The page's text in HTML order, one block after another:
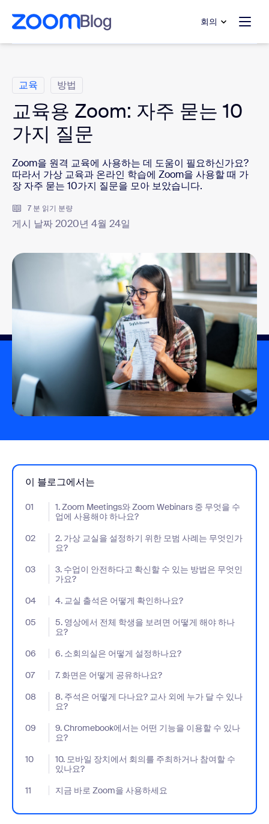
으로 건너뛰기
팅으로 건너뛰기
회의
교육 방법
교육용 Zoom: 자주 묻는 10
가지 질문
Zoom을 원격 교육에 사용하는 데 도움이 필요하신가요?
따라서 가상 교육과 온라인 학습에 Zoom을 사용할 때 가
장 자주 묻는 10가지 질문을 모아 보았습니다.
7 분 읽기 분량
게시 날짜 2020년 4월 24일
이 블로그에서는
01
1. Zoom Meetings와 Zoom Webinars 중 무엇을 수
업에 사용해야 하나요?
- Jumplink to 1. Zoom Meetings와 Zoom Webinars 중 무엇을 수
02
2. 가상 교실을 설정하기 위한 모범 사례는 무엇인가
요?
- Jumplink to 2. 가상 교실을 설정하기 위한 모범 사례는 무엇인가
03
3. 수업이 안전하다고 확신할 수 있는 방법은 무엇인
가요?
- Jumplink to 3. 수업이 안전하다고 확신할 수 있는 방법은 무엇인
04 4. 교실 출석은 어떻게 확인하나요?
- Jumplink to 4. 교실 출석은 어떻게 확인하나요?
05
5. 영상에서 전체 학생을 보려면 어떻게 해야 하나
요?
- Jumplink to 5. 영상에서 전체 학생을 보려면 어떻게 해야 하나요?
06 6. 소회의실은 어떻게 설정하나요?
- Jumplink to 6. 소회의실은 어떻게 설정하나요?
07
7. 화면은 어떻게 공유하나요?
- Jumplink to 7. 화면은 어떻게 공유하나요?
08
8. 주석은 어떻게 다나요? 교사 외에 누가 달 수 있나
요?
- Jumplink to 8. 주석은 어떻게 다나요? 교사 외에 누가 달 수 있나
09
9. Chromebook에서는 어떤 기능을 이용할 수 있나
요?
- Jumplink to 9. Chromebook에서는 어떤 기능을 이용할 수 있나
10
10. 모바일 장치에서 회의를 주최하거나 참여할 수
있나요?
- Jumplink to 10. 모바일 장치에서 회의를 주최하거나 참여할 수
11 지금 바로 Zoom을 사용하세요
- Jumplink to 지금 바로 Zoom을 사용하세요